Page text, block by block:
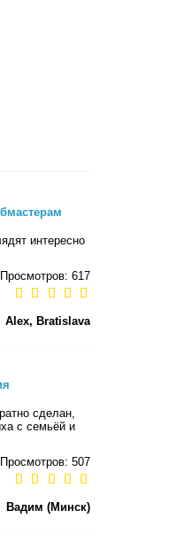
интересно
Просмотров: 617
Alex, Bratislava
сделан,
с семьёй и
Просмотров: 507
Вадим (Минск)